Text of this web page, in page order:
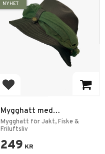
Lägg till i favoriter
Mygghatt med
Nedfällbart Myggnät –
S/M | Skydd mot Mygg &
Knott
Mygghatt för Jakt, Fiske &
Friluftsliv
249 KR
NYHET